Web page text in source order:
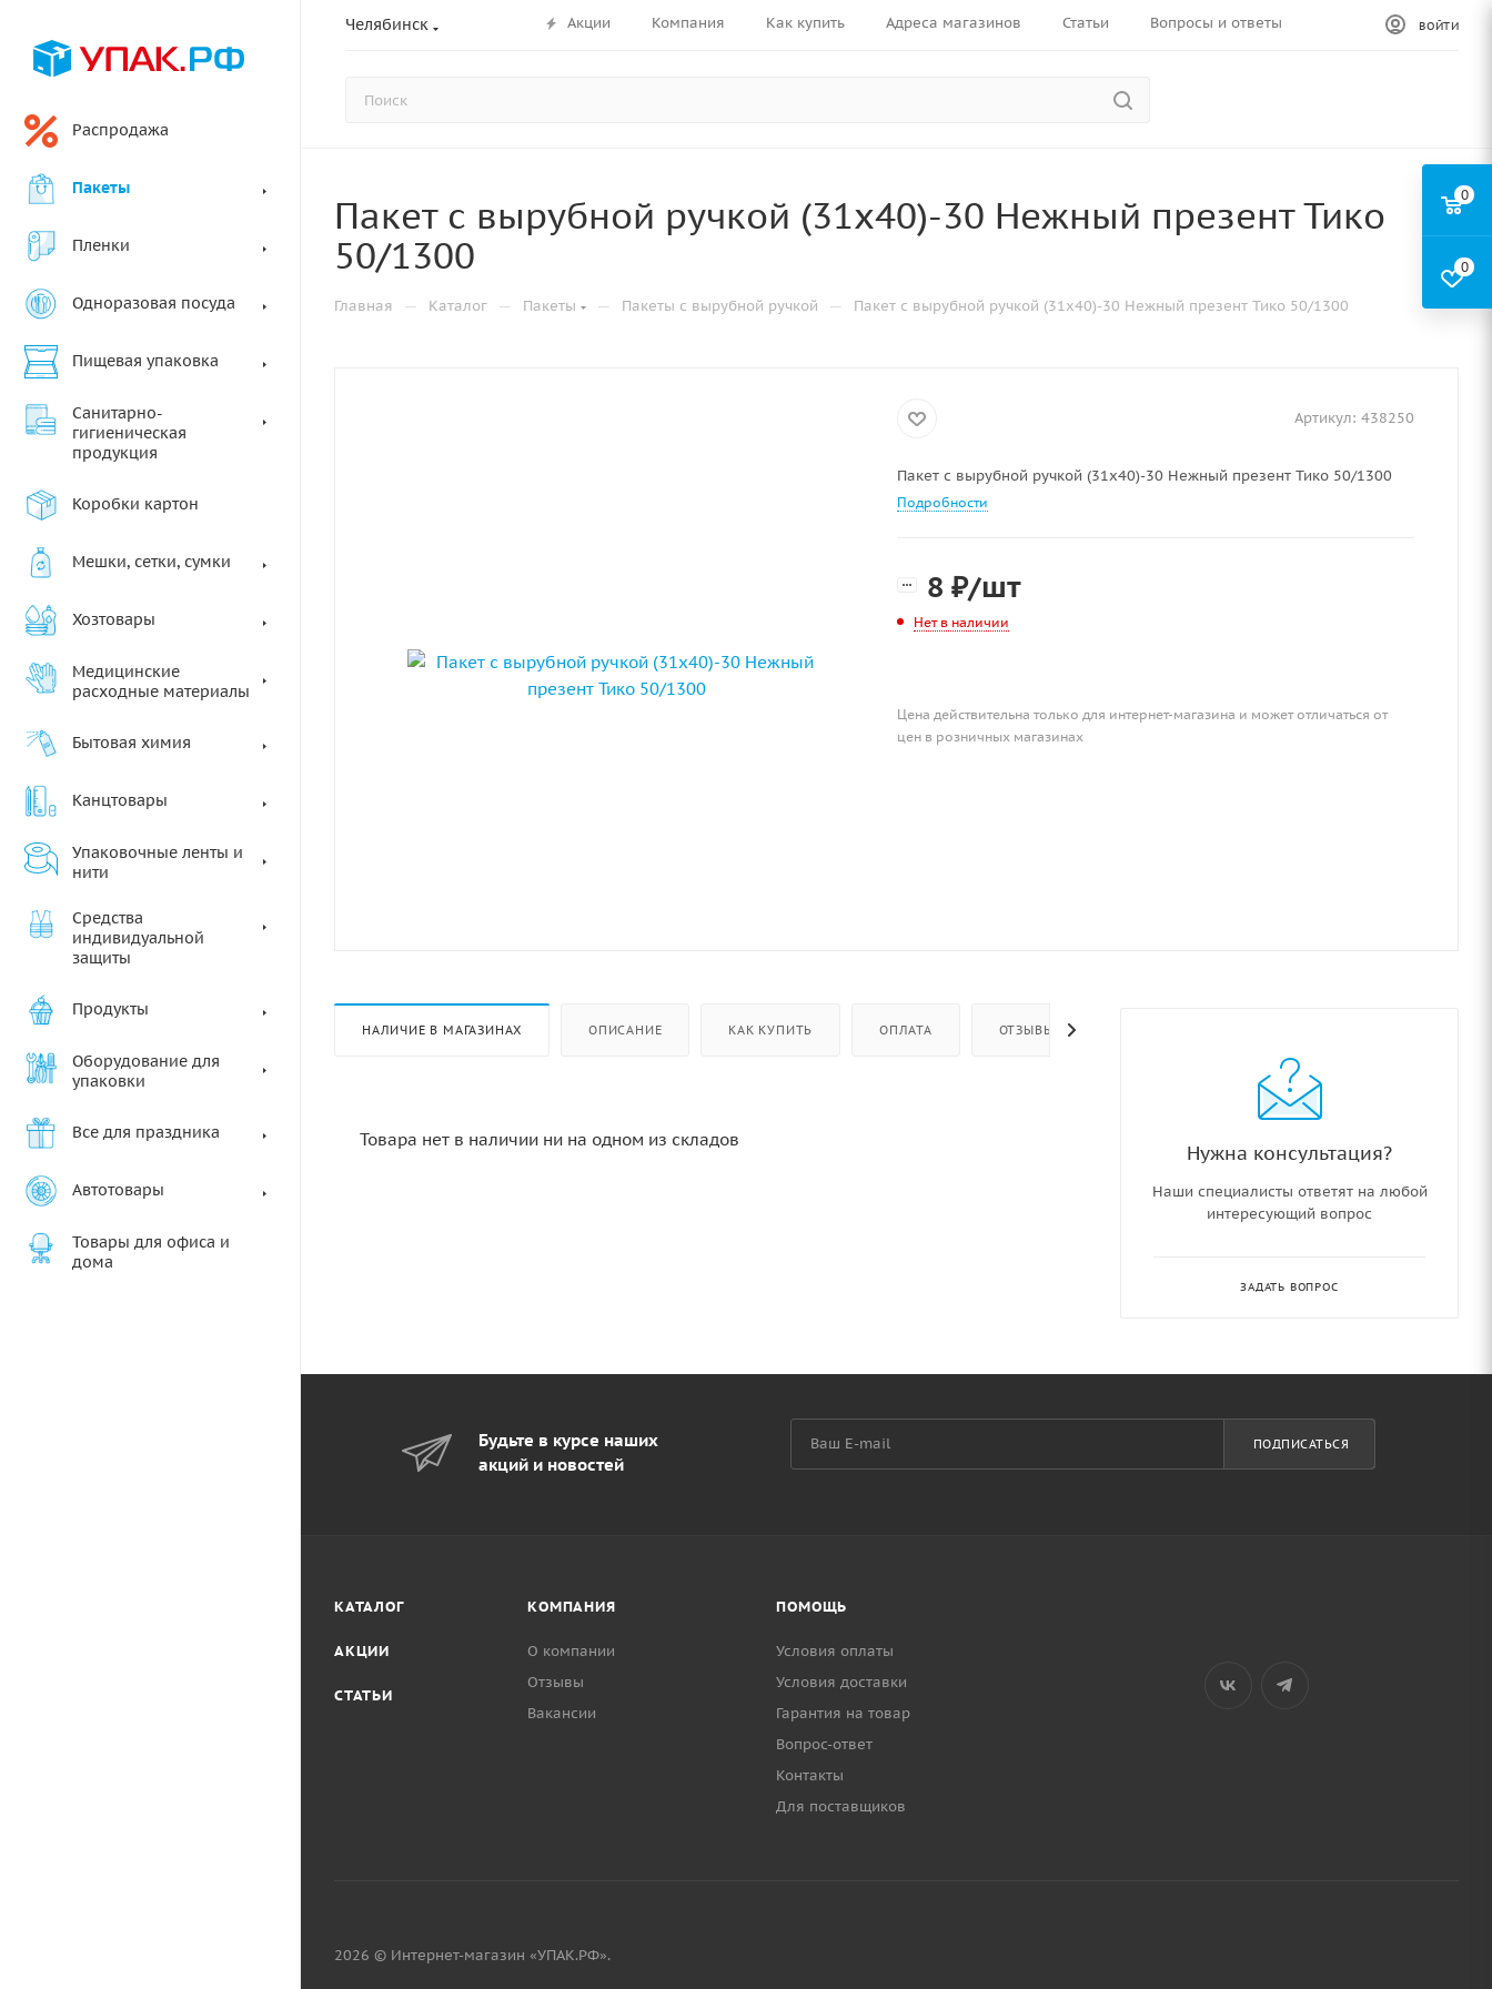
Челябинск Акции Компания Как купить Адреса магазинов Статьи Вопросы и ответы ВОЙТИ
Распродажа
Пакеты
Пленки
Одноразовая посуда
Пищевая упаковка
Санитарно-
гигиеническая
продукция
Коробки картон
Мешки, сетки, сумки
Хозтовары
Медицинские
расходные материалы
Бытовая химия
Канцтовары
Упаковочные ленты и
нити
Средства
индивидуальной
защиты
Продукты
Оборудование для
упаковки
Все для праздника
Автотовары
Товары для офиса и
дома
Пакет с вырубной ручкой (31х40)-30 Нежный презент Тико
50/1300
Главная — Каталог — Пакеты — Пакеты с вырубной ручкой — Пакет с вырубной ручкой (31х40)-30 Нежный презент Тико 50/1300
Артикул: 438250
Пакет с вырубной ручкой (31х40)-30 Нежный презент Тико 50/1300
Подробности
8 ₽/шт
Нет в наличии
Цена действительна только для интернет-магазина и может отличаться от
цен в розничных магазинах
НАЛИЧИЕ В МАГАЗИНАХ ОПИСАНИЕ КАК КУПИТЬ ОПЛАТА ОТЗЫВЫ
Товара нет в наличии ни на одном из складов
Нужна консультация?
Наши специалисты ответят на любой
интересующий вопрос
ЗАДАТЬ ВОПРОС
Будьте в курсе наших
акций и новостей
ПОДПИСАТЬСЯ
КАТАЛОГ
АКЦИИ
СТАТЬИ
КОМПАНИЯ
О компании
Отзывы
Вакансии
ПОМОЩЬ
Условия оплаты
Условия доставки
Гарантия на товар
Вопрос-ответ
Контакты
Для поставщиков
2026 © Интернет-магазин «УПАК.РФ».
0
0